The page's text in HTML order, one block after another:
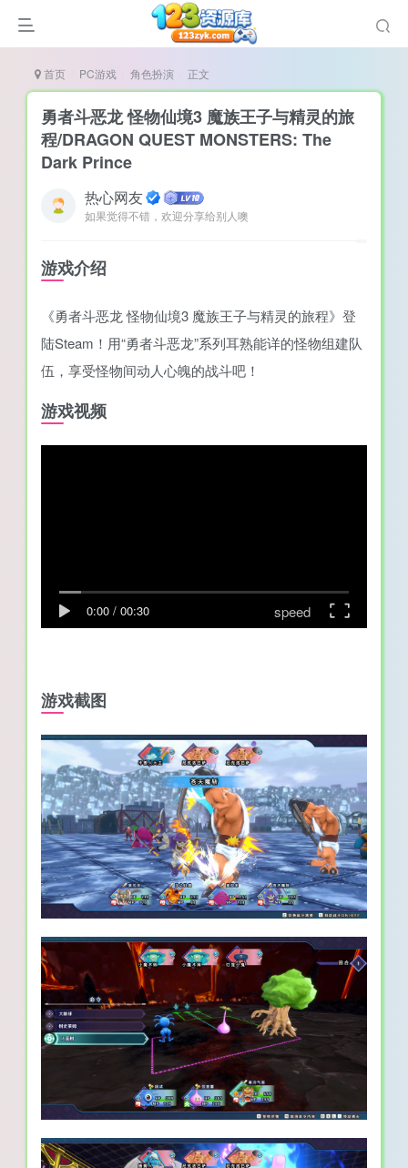
首页 PC游戏 角色扮演 正文
勇者斗恶龙 怪物仙境3 魔族王子与精灵的旅
程/DRAGON QUEST MONSTERS: The
Dark Prince
热心网友
如果觉得不错，欢迎分享给别人噢
游戏介绍
《勇者斗恶龙 怪物仙境3 魔族王子与精灵的旅程》登
陆Steam！用“勇者斗恶龙”系列耳熟能详的怪物组建队
伍，享受怪物间动人心魄的战斗吧！
游戏视频
0:00 / 00:30 speed
游戏截图